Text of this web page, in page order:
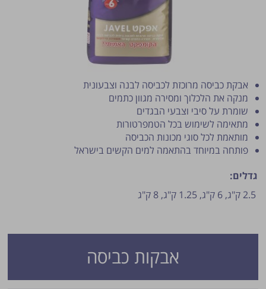
אבקות כביסה
אבקת כביסה מרוכזת לכביסה לבנה וצבעונית
מנקה את הלכלוך ומסירה מגוון כתמים
שומרת על סיבי וצבעי הבגדים
מתאימה לשימוש בכל הטמפרטורות
מותאמת לכל סוגי מכונות הכביסה
פותחה במיוחד בהתאמה למים הקשים בישראל
גדלים:
2.5 ק"ג,
6 ק"ג, 1.25 ק"ג, 8 ק"ג
פרסום הטיפ מותנה לשיקול מנהל האתר.